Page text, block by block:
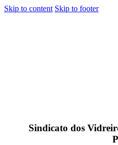
Skip to content Skip to footer
Sindicato dos